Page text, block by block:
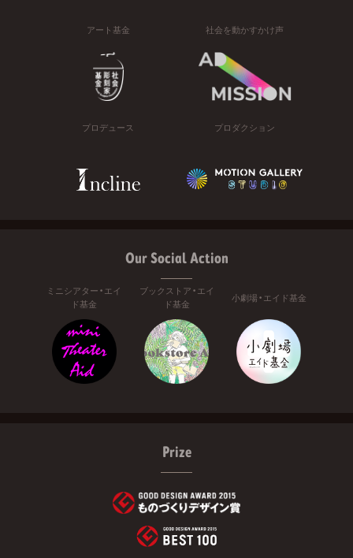
アート基金 社会を動かすかけ声
プロデュース プロダクション
Our Social Action
ミニシアター・エイ
ド基金
ブックストア・エイ
ド基金
小劇場・エイド基金
Prize